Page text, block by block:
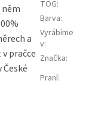
a
pračce
TOG:
Barva:
Vyrábíme
v:
Značka:
Praní: